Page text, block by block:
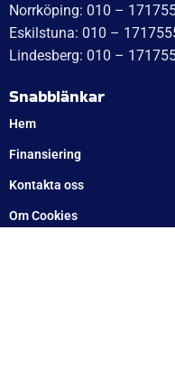
Norrköping: 010 –
Eskilstuna: 010 –
Lindesberg: 010 –
Snabblänkar
Hem
Finansiering
Kontakta oss
Om Cookies